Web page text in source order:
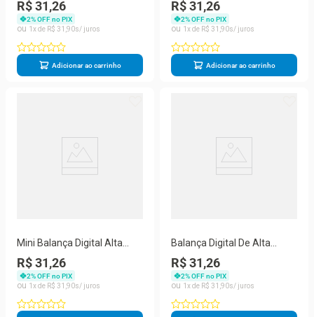
Pocket Scale
R$ 31,26
2% OFF no PIX
1
R$ 31 90
Adicionar ao carrinho
R$ 31,26
2% OFF no PIX
1
R$ 31 90
Adicionar ao carrinho
Mini Balança Digital Alta
Precisão Pocket Scale Mh-
500
R$ 31,26
2% OFF no PIX
1
R$ 31 90
Balança Digital De Alta
Precisão Pocket Scale
R$ 31,26
2% OFF no PIX
1
R$ 31 90